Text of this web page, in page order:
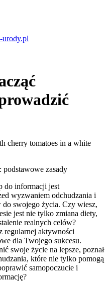
: podstawowe zasady
do informacji jest
wyzwaniem odchudzania i
swojego życia. Czy wiesz,
jest nie tylko zmiana diety,
realnych celów?
regularnej aktywności
dla Twojego sukcesu.
swoje życie na lepsze, poznał
które nie tylko pomogą
samopoczucie i